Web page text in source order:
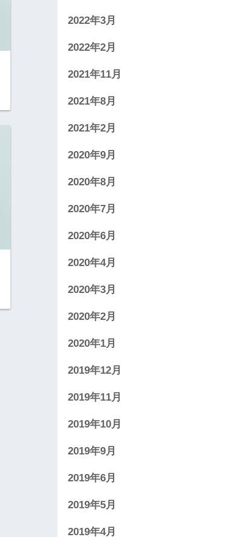
2022年3月
2022年2月
2021年11月
2021年8月
2021年2月
2020年9月
2020年8月
2020年7月
2020年6月
2020年4月
2020年3月
2020年2月
2020年1月
2019年12月
2019年11月
2019年10月
2019年9月
2019年6月
2019年5月
2019年4月